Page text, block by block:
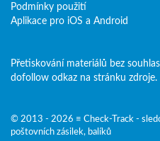
Podmínky použití
Aplikace pro iOS a Android
Přetiskování materiálů bez
dofollow odkaz na stránku zdroje.
© 2013 - 2026 ≡ Check-Track -
poštovních zásilek, balíků